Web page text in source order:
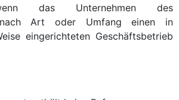
das Unternehmen des
nach Art oder Umfang einen in
eingerichteten Geschäftsbetrieb